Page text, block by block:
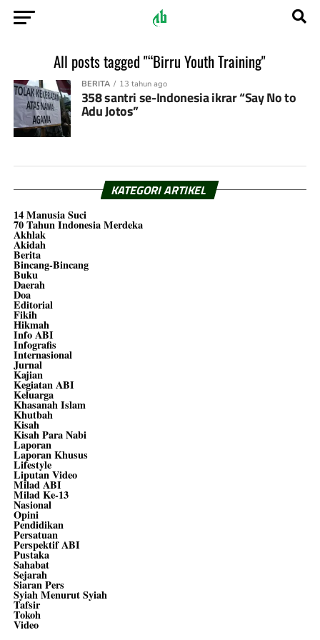
All posts tagged "“Birru Youth Training"
BERITA 13 tahun ago
358 santri se-Indonesia ikrar “Say No to
Adu Jotos”
KATEGORI ARTIKEL
14 Manusia Suci
70 Tahun Indonesia Merdeka
Akhlak
Akidah
Berita
Bincang-Bincang
Buku
Daerah
Doa
Editorial
Fikih
Hikmah
Info ABI
Infografis
Internasional
Jurnal
Kajian
Kegiatan ABI
Keluarga
Khasanah Islam
Khutbah
Kisah
Kisah Para Nabi
Laporan
Laporan Khusus
Lifestyle
Liputan Video
Milad ABI
Milad Ke-13
Nasional
Opini
Pendidikan
Persatuan
Perspektif ABI
Pustaka
Sahabat
Sejarah
Siaran Pers
Syiah Menurut Syiah
Tafsir
Tokoh
Video